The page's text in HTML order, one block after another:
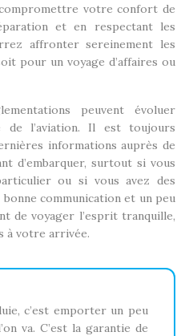
votre confort de
et en respectant les
affronter sereinement les
pour un voyage d’affaires ou
peuvent évoluer
de l’aviation. Il est toujours
informations auprès de
d’embarquer, surtout si vous
ou si vous avez des
communication et un peu
de voyager l’esprit tranquille,
à votre arrivée.
c’est emporter un peu
va. C’est la garantie de